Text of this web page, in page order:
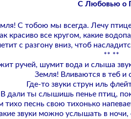
С Любовью о
С тобою мы всегда. Лечу
красиво все кругом, какие
с разгону вниз, чтоб
** **
ручей, шумит вода и слыша
Земля! Вливаются в теб
Где-то звуки струн иль
В дали ты слышишь пенье птиц,
песнь свою тихонько
звуки можно услышать в